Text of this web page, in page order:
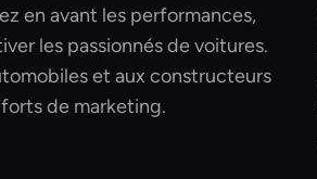
en avant les performances,
les passionnés de voitures.
et aux constructeurs
de marketing.